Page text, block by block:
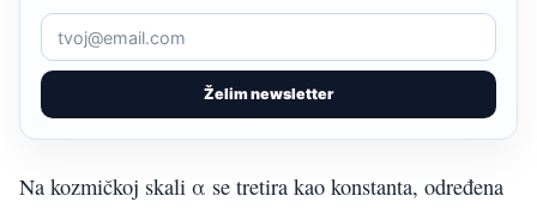
Želim newsletter
Na kozmičkoj skali α se tretira kao konstanta, određena